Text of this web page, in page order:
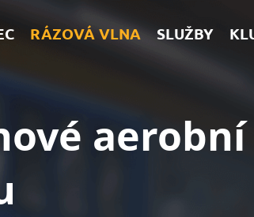
RÁZOVÁ VLNA SLUŽBY